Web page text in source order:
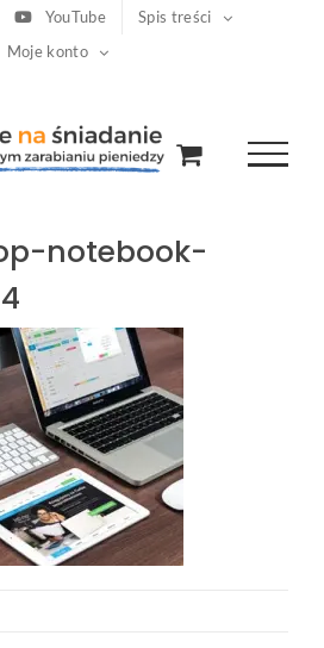
YouTube
Spis treści
Moje konto
notebook-